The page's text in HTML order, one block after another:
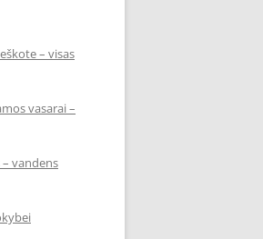
– visas
vasarai –
vandens